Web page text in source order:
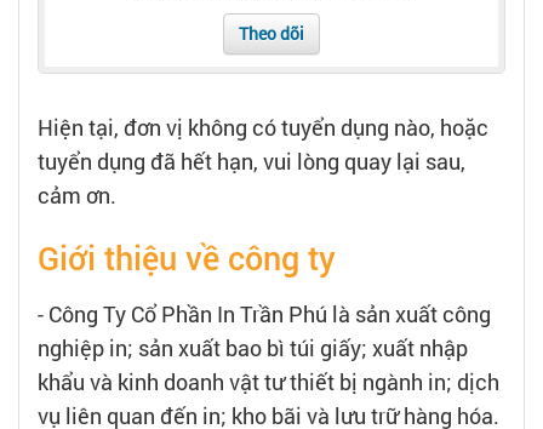
Bạn cần tuyển người
Nhà tuyển dụng
Theo dõi
Hiện tại, đơn vị không có tuyển dụng nào, hoặc
tuyển dụng đã hết hạn, vui lòng quay lại sau,
cảm ơn.
Giới thiệu về công ty
- Công Ty Cổ Phần In Trần Phú là sản xuất công
nghiệp in; sản xuất bao bì túi giấy; xuất nhập
khẩu và kinh doanh vật tư thiết bị ngành in; dịch
vụ liên quan đến in; kho bãi và lưu trữ hàng hóa.